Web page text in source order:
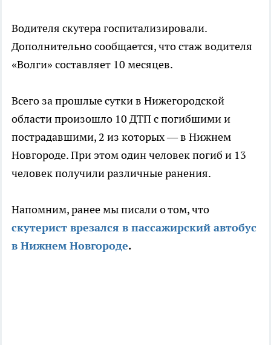
Водителя скутера госпитализировали.
Дополнительно сообщается, что стаж водителя
«Волги» составляет 10 месяцев.
Всего за прошлые сутки в Нижегородской
области произошло 10 ДТП с погибшими и
пострадавшими, 2 из которых — в Нижнем
Новгороде. При этом один человек погиб и 13
человек получили различные ранения.
Напомним, ранее мы писали о том, что
скутерист врезался в пассажирский автобус
в Нижнем Новгороде.